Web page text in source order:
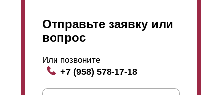
Отправьте заявку или
вопрос
Или позвоните
+7 (958) 578-17-18